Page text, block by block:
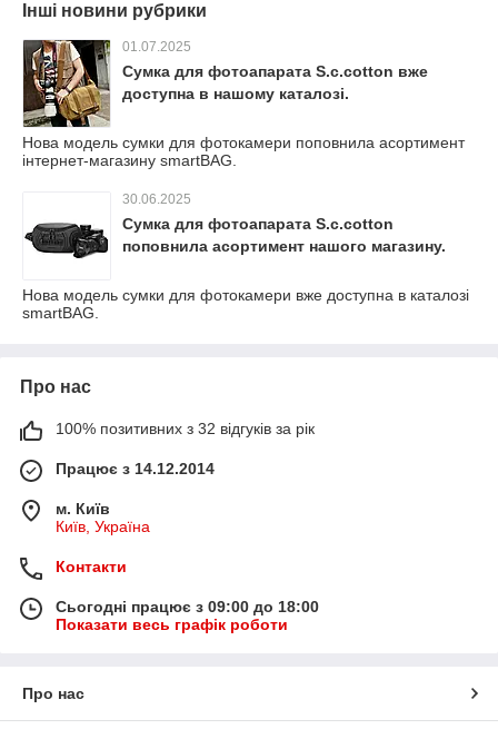
Інші новини рубрики
01.07.2025
Сумка для фотоапарата S.c.cotton вже
доступна в нашому каталозі.
Нова модель сумки для фотокамери поповнила асортимент
інтернет-магазину smartBAG.
30.06.2025
Сумка для фотоапарата S.c.cotton
поповнила асортимент нашого магазину.
Нова модель сумки для фотокамери вже доступна в каталозі
smartBAG.
Про нас
100% позитивних з 32 відгуків за рік
Працює з 14.12.2014
м. Київ
Київ, Україна
Контакти
Сьогодні працює з 09:00 до 18:00
Показати весь графік роботи
Про нас